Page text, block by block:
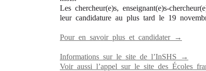
Les chercheur(e)s, enseignant(e)s-
leur candidature au plus tard le 19
Pour en savoir plus et candidater →
Informations sur le site de l’InSHS →
Voir aussi l’appel sur le site des Écoles